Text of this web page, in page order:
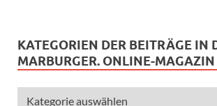
KATEGORIEN DER BEITRÄGE IN
MARBURGER. ONLINE-MAGAZIN